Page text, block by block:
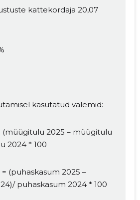
kattekordaja 20,07
kasutatud valemid:
(müügitulu 2025 – müügitulu
2024 * 100
= (puhaskasum 2025 –
puhaskasum 2024 * 100
pildi
MUUDA